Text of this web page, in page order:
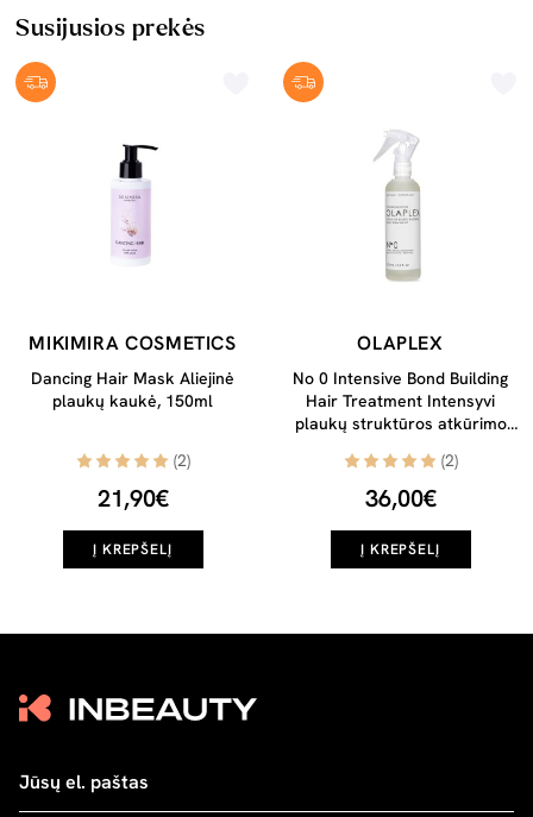
Susijusios prekės
MIKIMIRA COSMETICS
Dancing Hair Mask Aliejinė
plaukų kaukė, 150ml
(2)
21,90€
Į KREPŠELĮ
OLAPLEX
No 0 Intensive Bond Building
Hair Treatment Intensyvi
plaukų struktūros atkūrimo
(2)
36,00€
Į KREPŠELĮ